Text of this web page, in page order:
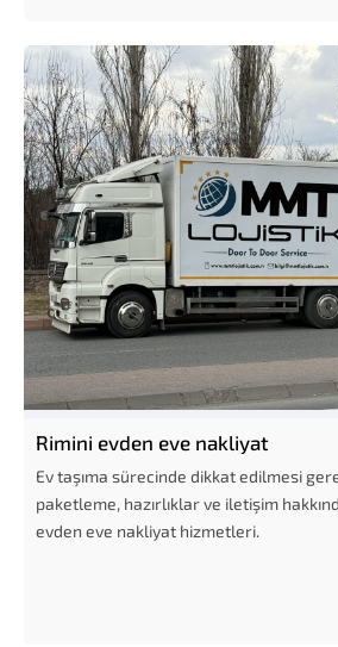
Rimini evden eve nakliyat
Ev taşıma sürecinde dikkat edilmesi
paketleme, hazırlıklar ve iletişim
evden eve nakliyat hizmetleri.